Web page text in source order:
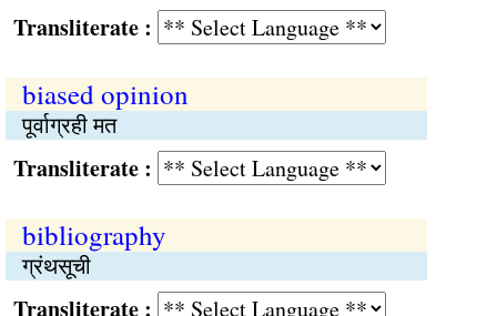
:
biased opinion
पूर्वाग्रही मत
:
bibliography
ग्रंथसूची
: